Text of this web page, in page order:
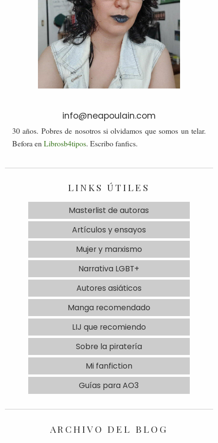
info@neapoulain.com
30 años. Pobres de nosotros si olvidamos que somos un telar.
Befora enLibrosb4tipos. Escribo fanfics.
LINKS ÚTILES
Masterlist de autoras
Artículos y ensayos
Mujer y marxismo
Narrativa LGBT+
Autores asiáticos
Manga recomendado
LIJ que recomiendo
Sobre la piratería
Mi fanfiction
Guías para AO3
ARCHIVO DEL BLOG